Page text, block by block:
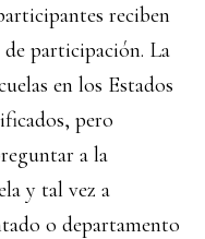
reciben
participación. La
en los Estados
pero
a la
y tal vez a
o departamento